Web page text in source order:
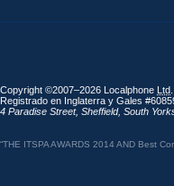
Copyright ©2007–2026 Localphone Ltd
Registrado en Inglaterra y Gales
4 Paradise Street, Sheffield, South
“THE ITSPA AWARDS 2014 AND Best